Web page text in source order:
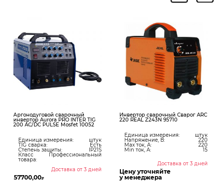
Аргонодуговой сварочный
инвертор Aurora PRO INTER TIG
200 AC/DC PULSE Mosfet 10052
Единица измерения: штук
TIG сварка: Есть
Степень защиты: IP21S
Класс
товара:
Профессиональный
Доставка от 3 дней
57700,00₽
Инвертор сварочный Сварог ARC
220 REAL Z243N 95710
Единица измерения: штук
Напряжение, В: 220
Max ток, А: 220
Min ток, А: 15
Доставка от 3 дней
Цену уточняйте
у менеджера